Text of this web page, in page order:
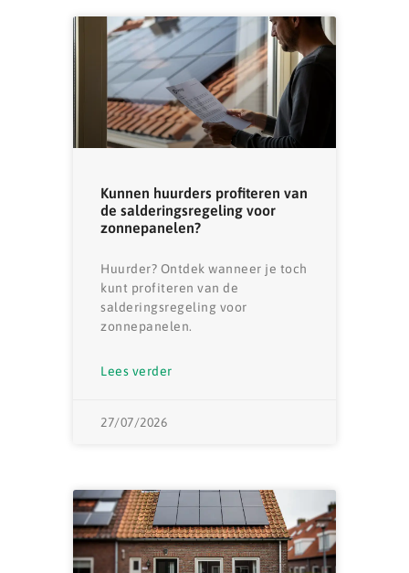
Kunnen huurders profiteren van
de salderingsregeling voor
zonnepanelen?
Huurder? Ontdek wanneer je toch
kunt profiteren van de
salderingsregeling voor
zonnepanelen.
Lees verder
27/07/2026